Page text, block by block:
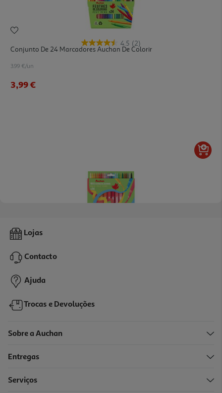
4.5 (2)
Conjunto De 24 Marcadores Auchan De Colorir
3.99 €/un
3,99 €
Conjunto De 24 Canetas De Feltro Auchan Maxi
7,99 €
Lojas
Contacto
Ajuda
Trocas e Devoluções
Sobre a Auchan
Entregas
Serviços